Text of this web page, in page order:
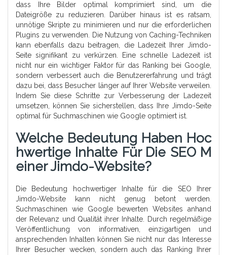
dass Ihre Bilder optimal komprimiert sind, um die
Dateigröße zu reduzieren. Darüber hinaus ist es ratsam,
unnötige Skripte zu minimieren und nur die erforderlichen
Plugins zu verwenden. Die Nutzung von Caching-Techniken
kann ebenfalls dazu beitragen, die Ladezeit Ihrer Jimdo-
Seite signifikant zu verkürzen. Eine schnelle Ladezeit ist
nicht nur ein wichtiger Faktor für das Ranking bei Google,
sondern verbessert auch die Benutzererfahrung und trägt
dazu bei, dass Besucher länger auf Ihrer Website verweilen.
Indem Sie diese Schritte zur Verbesserung der Ladezeit
umsetzen, können Sie sicherstellen, dass Ihre Jimdo-Seite
optimal für Suchmaschinen wie Google optimiert ist.
Welche Bedeutung Haben Hoc
Hwertige Inhalte Für Die SEO M
Einer Jimdo-Website?
Die Bedeutung hochwertiger Inhalte für die SEO Ihrer
Jimdo-Website kann nicht genug betont werden.
Suchmaschinen wie Google bewerten Websites anhand
der Relevanz und Qualität ihrer Inhalte. Durch regelmäßige
Veröffentlichung von informativen, einzigartigen und
ansprechenden Inhalten können Sie nicht nur das Interesse
Ihrer Besucher wecken, sondern auch das Ranking Ihrer